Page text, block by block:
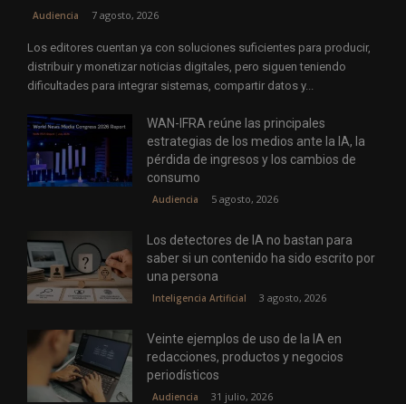
Audiencia 7 agosto, 2026
Los editores cuentan ya con soluciones suficientes para producir,
distribuir y monetizar noticias digitales, pero siguen teniendo
dificultades para integrar sistemas, compartir datos y...
WAN-IFRA reúne las principales
estrategias de los medios ante la IA, la
pérdida de ingresos y los cambios de
consumo
Audiencia 5 agosto, 2026
Los detectores de IA no bastan para
saber si un contenido ha sido escrito por
una persona
Inteligencia Artificial 3 agosto, 2026
Veinte ejemplos de uso de la IA en
redacciones, productos y negocios
periodísticos
Audiencia 31 julio, 2026